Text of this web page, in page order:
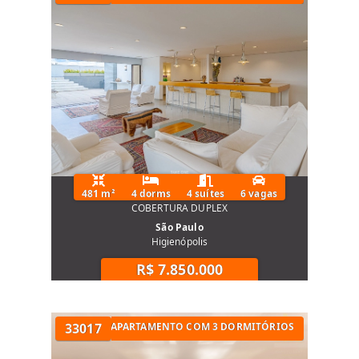
para instalação de aparelhos no living nas
suítes e dormitórios
Bancadas dos banheiros entregues em
quartzo branco
Infraestrutura para instalação de
churrasqueira a gás nas unidades de 62m² e
85m²
Gerador que alimenta dois pontos de força
e um ponto de iluminação por unidade
Projeto de tecnologia: maximização do sinal
Caixilho das Suítes com persiana de enrolar
integrada e dimensões especiais
481 m² 4 dorms 4 suítes
6 vagas
COBERTURA DUPLEX
São Paulo
Higienópolis
R$ 7.850.000
33017
NA ZONA OESTE APARTAMENTO COM 3 DORMITÓRIOS